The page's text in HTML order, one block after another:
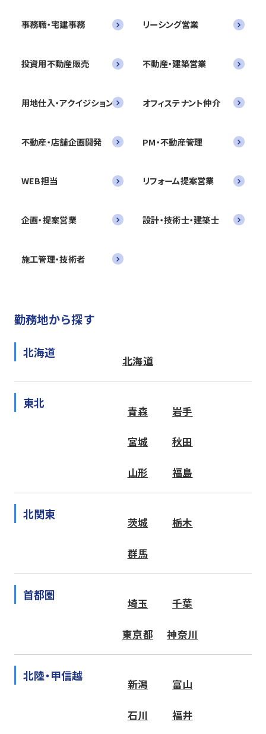
事務職・宅建事務 リーシング営業
投資用不動産販売 不動産・建築営業
用地仕入・アクイジション オフィステナント仲介
不動産・店舗企画開発 PM・不動産管理
WEB担当 リフォーム提案営業
企画・提案営業 設計・技術士・建築士
施工管理・技術者
勤務地から探す
北海道
北海道
東北
青森 岩手
宮城 秋田
山形 福島
北関東
茨城 栃木
群馬
首都圏
埼玉 千葉
東京都 神奈川
北陸・甲信越
新潟 富山
石川 福井